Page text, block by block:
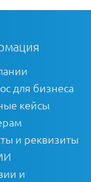
для бизнеса
кейсы
и реквизиты
и